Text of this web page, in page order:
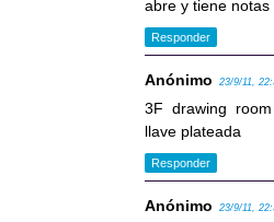
abre y tiene notas
Responder
Anónimo 23/9/11,
3F drawing
llave plateada
Responder
Anónimo 23/9/11,